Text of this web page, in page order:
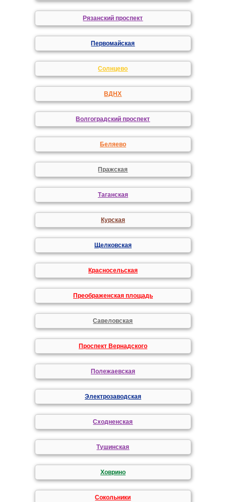
Рязанский проспект
Первомайская
Солнцево
ВДНХ
Волгоградский проспект
Беляево
Пражская
Таганская
Курская
Щелковская
Красносельская
Преображенская площадь
Савеловская
Проспект Вернадского
Полежаевская
Электрозаводская
Сходненская
Тушинская
Ховрино
Сокольники